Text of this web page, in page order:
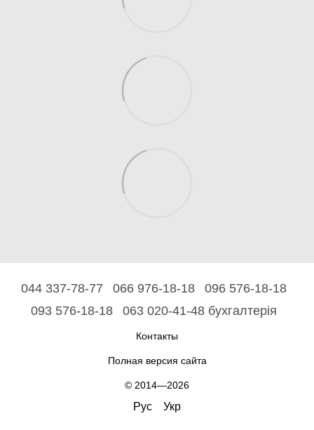
044 337-78-77 066 976-18-18
096 576-18-18
093 576-18-18
063 020-41-48 бухгалтерія
Контакты
Полная версия сайта
© 2014—2026
Рус Укр